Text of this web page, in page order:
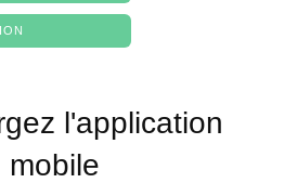
l'application
mobile